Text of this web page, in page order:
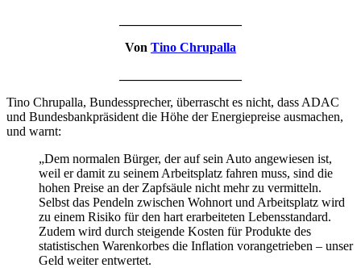
Von Tino Chrupalla
Tino Chrupalla, Bundessprecher, überrascht es nicht, dass ADAC
und Bundesbankpräsident die Höhe der Energiepreise ausmachen,
und warnt:
„Dem normalen Bürger, der auf sein Auto angewiesen ist,
weil er damit zu seinem Arbeitsplatz fahren muss, sind die
hohen Preise an der Zapfsäule nicht mehr zu vermitteln.
Selbst das Pendeln zwischen Wohnort und Arbeitsplatz wird
zu einem Risiko für den hart erarbeiteten Lebensstandard.
Zudem wird durch steigende Kosten für Produkte des
statistischen Warenkorbes die Inflation vorangetrieben – unser
Geld weiter entwertet.